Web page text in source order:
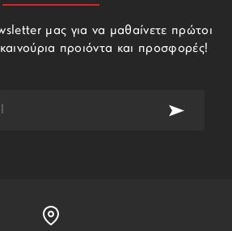
μας για να μαθαίνετε πρώτοι
προιόντα και προσφορές!